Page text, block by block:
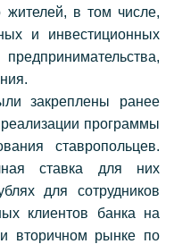
жителей, в том числе,
и инвестиционных
закреплены ранее
программы
ставропольцев.
ставка для них
для сотрудников
клиентов банка на
вторичном рынке по